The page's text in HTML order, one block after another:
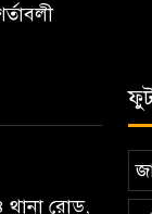
থানা রোড,